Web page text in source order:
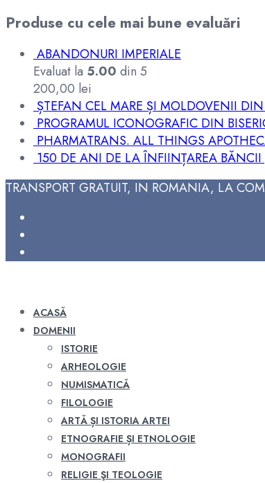
Produse cu cele mai bune evaluări
ABANDONURI IMPERIALE
Evaluat la 5.00 din 5
200,00 lei
ȘTEFAN CEL MARE ȘI MOLDOVENII
PROGRAMUL ICONOGRAFIC DIN
PHARMATRANS. ALL THINGS
150 DE ANI DE LA ÎNFIINȚAREA
TRANSPORT GRATUIT, IN ROMANIA, LA
ACASĂ
DOMENII
ISTORIE
ARHEOLOGIE
NUMISMATICĂ
FILOLOGIE
ARTĂ ȘI ISTORIA ARTEI
ETNOGRAFIE ȘI ETNOLOGIE
MONOGRAFII
RELIGIE ŞI TEOLOGIE